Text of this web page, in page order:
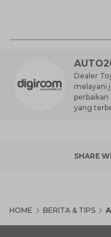
Dealer
melayani
perbaikan
yang
SHARE
HOME BERITA & TIPS